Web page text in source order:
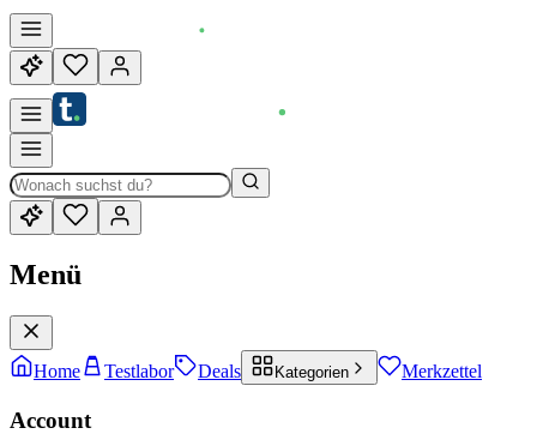
Menü
Home Testlabor Deals Kategorien Merkzettel
Account